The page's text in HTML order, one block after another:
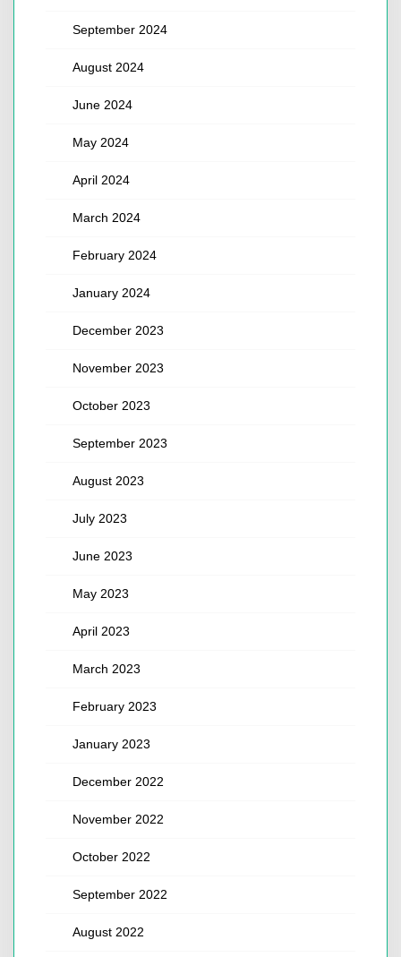
September 2024
August 2024
June 2024
May 2024
April 2024
March 2024
February 2024
January 2024
December 2023
November 2023
October 2023
September 2023
August 2023
July 2023
June 2023
May 2023
April 2023
March 2023
February 2023
January 2023
December 2022
November 2022
October 2022
September 2022
August 2022